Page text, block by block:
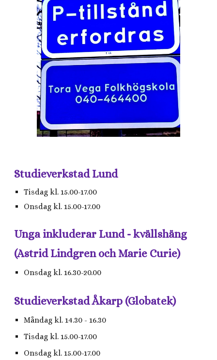
Studieverkstad Lund
Tisdag kl. 15.00-17.00
Onsdag kl. 15.00-17.00
Unga inkluderar Lund - kvällshäng
(Astrid Lindgren och Marie Curie)
Onsdag kl. 16.30-20.00
Studieverkstad Åkarp (Globatek)
Måndag kl. 14.30 - 16.30
Tisdag kl.15.00-17.00
Onsdag kl. 15.00-17.00